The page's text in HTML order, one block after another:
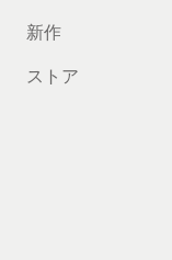
新作
ストア